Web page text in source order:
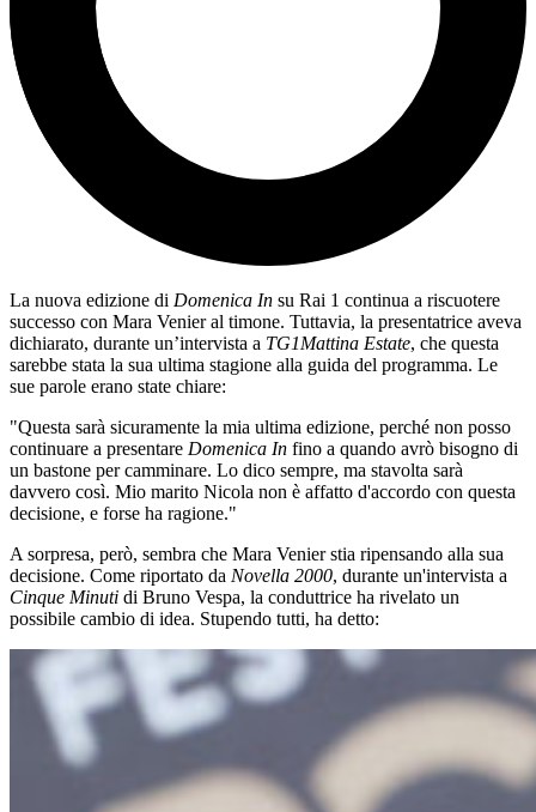
La nuova edizione di Domenica In su Rai 1 continua a riscuotere
successo con Mara Venier al timone. Tuttavia, la presentatrice aveva
dichiarato, durante un’intervista a TG1Mattina Estate, che questa
sarebbe stata la sua ultima stagione alla guida del programma. Le
sue parole erano state chiare:
"Questa sarà sicuramente la mia ultima edizione, perché non posso
continuare a presentare Domenica In fino a quando avrò bisogno di
un bastone per camminare. Lo dico sempre, ma stavolta sarà
davvero così. Mio marito Nicola non è affatto d'accordo con questa
decisione, e forse ha ragione."
A sorpresa, però, sembra che Mara Venier stia ripensando alla sua
decisione. Come riportato da Novella 2000, durante un'intervista a
Cinque Minuti di Bruno Vespa, la conduttrice ha rivelato un
possibile cambio di idea. Stupendo tutti, ha detto: